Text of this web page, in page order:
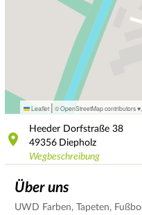
Leaflet | © OpenStreetMap contributors ♥,
Heeder Dorfstraße 38
49356 Diepholz
Wegbeschreibung
Über uns
UWD Farben, Tapeten,